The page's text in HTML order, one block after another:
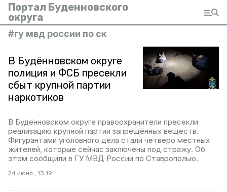
Портал Буденновского
округа
#гу мвд россии по ск
В Будённовском округе
полиция и ФСБ пресекли
сбыт крупной партии
наркотиков
В Будённовском округе правоохранители пресекли
реализацию крупной партии запрещённых веществ.
Фигурантами уголовного дела стали четверо местных
жителей, которые сейчас заключены под стражу. Об
этом сообщили в ГУ МВД России по Ставрополью.
24 июня , 13:19